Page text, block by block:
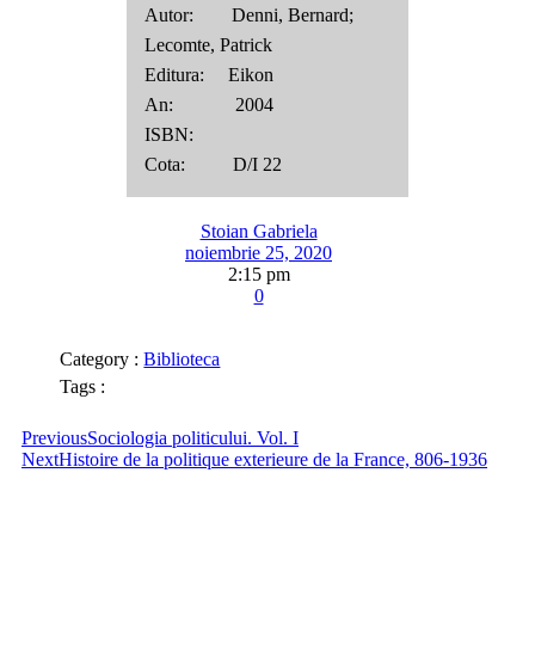
Autor: Denni, Bernard;
Lecomte, Patrick
Editura: Eikon
An: 2004
ISBN:
Cota: D/I 22
Stoian Gabriela
noiembrie 25, 2020
2:15 pm
0
Category : Biblioteca
Tags :
PreviousSociologia politicului. Vol. I
NextHistoire de la politique exterieure de la France, 806-1936